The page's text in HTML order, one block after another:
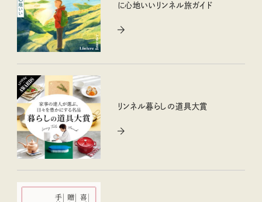
に心地いいリンネル旅ガイド
リンネル暮らしの道具大賞